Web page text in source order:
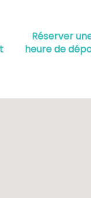
Réserver
heure de